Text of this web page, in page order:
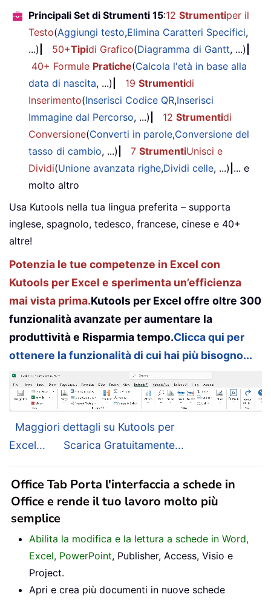
Principali Set di Strumenti 15:12 Strumentiper il
Testo(Aggiungi testo,Elimina Caratteri Specifici,
...)
50+Tipidi Grafico(Diagramma di Gantt, ...)
40+ Formule Pratiche(Calcola l'età in base alla
data di nascita, ...) 19 Strumentidi
Inserimento(Inserisci Codice QR,Inserisci
Immagine dal Percorso, ...) 12 Strumentidi
Conversione(Converti in parole,Conversione del
tasso di cambio, ...) 7 StrumentiUnisci e
Dividi(Unione avanzata righe,Dividi celle, ...) ... e
molto altro
Usa Kutools nella tua lingua preferita – supporta
inglese, spagnolo, tedesco, francese, cinese e 40+
altre!
Potenzia le tue competenze in Excel con
Kutools per Excel e sperimenta un’efficienza
mai vista prima.Kutools per Excel offre oltre 300
funzionalità avanzate per aumentare la
produttività e Risparmia tempo.Clicca qui per
ottenere la funzionalità di cui hai più bisogno...
Maggiori dettagli su Kutools per
Excel...
Scarica Gratuitamente...
Office Tab Porta l'interfaccia a schede in
Office e rende il tuo lavoro molto più
semplice
Abilita la modifica e la lettura a schede in Word,
Excel, PowerPoint, Publisher, Access, Visio e
Project.
Apri e crea più documenti in nuove schede